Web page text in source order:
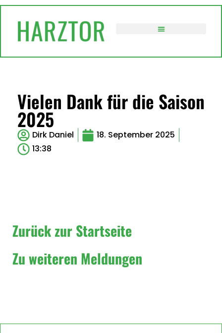
Vielen Dank für die Saison
2025
Dirk Daniel
18. September 2025
13:38
Zurück zur Startseite
Zu weiteren Meldungen